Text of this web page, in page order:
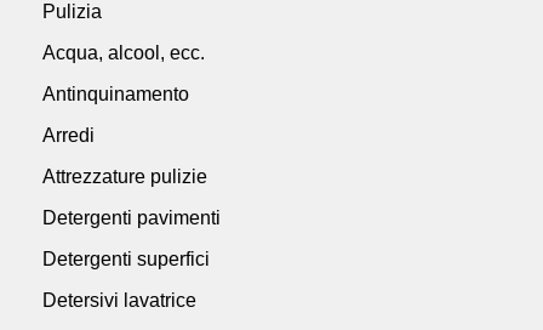
Pulizia
Acqua, alcool, ecc.
Antinquinamento
Arredi
Attrezzature pulizie
Detergenti pavimenti
Detergenti superfici
Detersivi lavatrice